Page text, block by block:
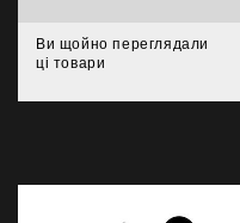
Ви щойно переглядали
ці товари